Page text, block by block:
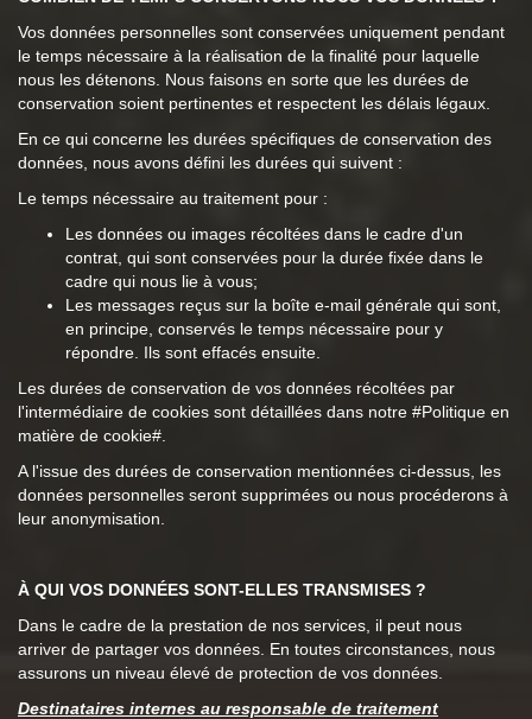
Vos données personnelles sont conservées uniquement pendant
le temps nécessaire à la réalisation de la finalité pour laquelle
nous les détenons. Nous faisons en sorte que les durées de
conservation soient pertinentes et respectent les délais légaux.
En ce qui concerne les durées spécifiques de conservation des
données, nous avons défini les durées qui suivent :
Le temps nécessaire au traitement pour :
Les données ou images récoltées dans le cadre d'un
contrat, qui sont conservées pour la durée fixée dans le
cadre qui nous lie à vous;
Les messages reçus sur la boîte e-mail générale qui sont,
en principe, conservés le temps nécessaire pour y
répondre. Ils sont effacés ensuite.
Les durées de conservation de vos données récoltées par
l'intermédiaire de cookies sont détaillées dans notre #Politique en
matière de cookie#.
A l'issue des durées de conservation mentionnées ci-dessus, les
données personnelles seront supprimées ou nous procéderons à
leur anonymisation.
À QUI VOS DONNÉES SONT-ELLES TRANSMISES ?
Dans le cadre de la prestation de nos services, il peut nous
arriver de partager vos données. En toutes circonstances, nous
assurons un niveau élevé de protection de vos données.
Destinataires internes au responsable de traitement